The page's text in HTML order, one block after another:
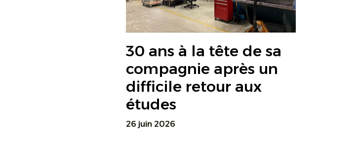
30 ans à la tête de sa
compagnie après un
difficile retour aux
études
26 juin 2026